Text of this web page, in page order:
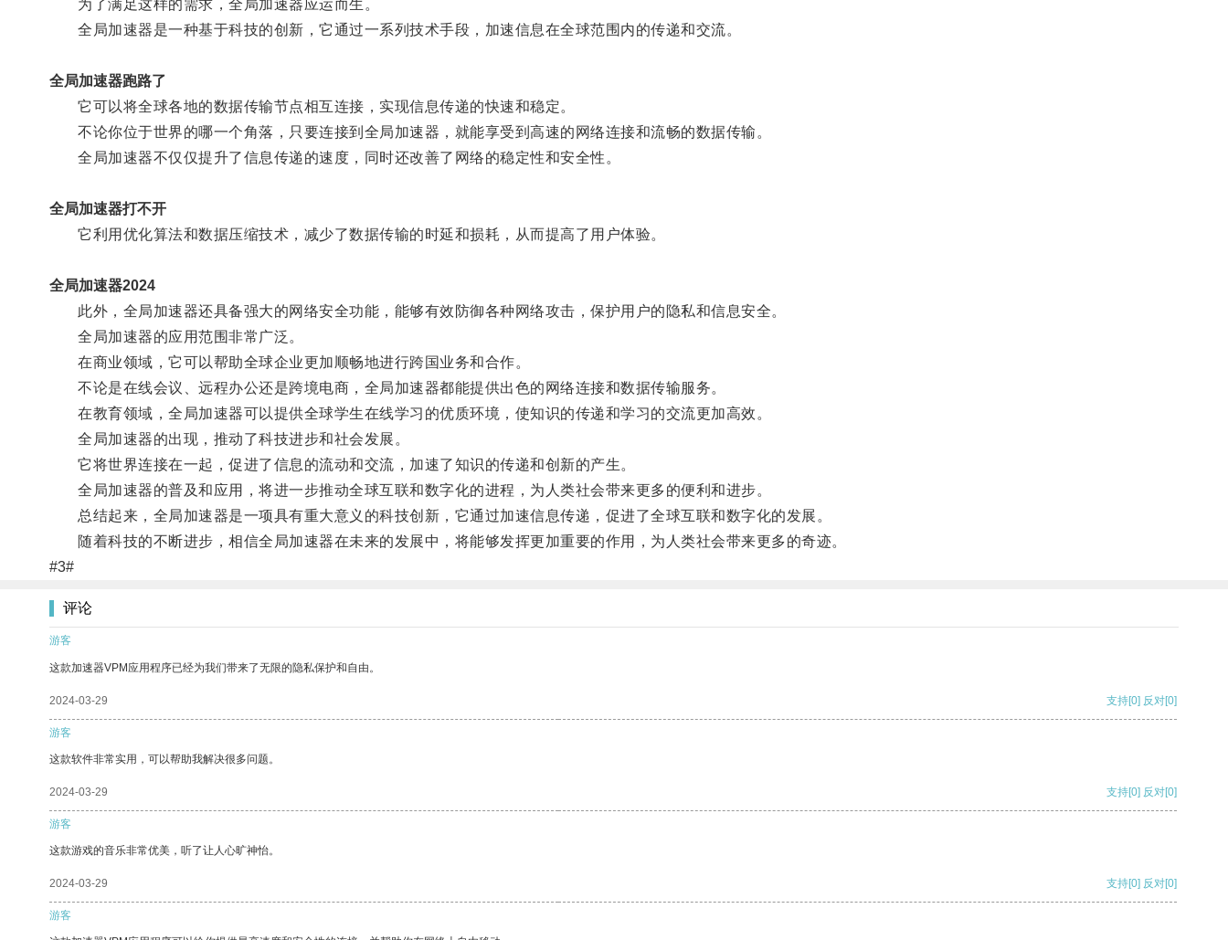
为了满足这样的需求，全局加速器应运而生。
全局加速器是一种基于科技的创新，它通过一系列技术手段，加速信息在全球范围内的传递和交流。
全局加速器跑路了
它可以将全球各地的数据传输节点相互连接，实现信息传递的快速和稳定。
不论你位于世界的哪一个角落，只要连接到全局加速器，就能享受到高速的网络连接和流畅的数据传输。
全局加速器不仅仅提升了信息传递的速度，同时还改善了网络的稳定性和安全性。
全局加速器打不开
它利用优化算法和数据压缩技术，减少了数据传输的时延和损耗，从而提高了用户体验。
全局加速器2024
此外，全局加速器还具备强大的网络安全功能，能够有效防御各种网络攻击，保护用户的隐私和信息安全。
全局加速器的应用范围非常广泛。
在商业领域，它可以帮助全球企业更加顺畅地进行跨国业务和合作。
不论是在线会议、远程办公还是跨境电商，全局加速器都能提供出色的网络连接和数据传输服务。
在教育领域，全局加速器可以提供全球学生在线学习的优质环境，使知识的传递和学习的交流更加高效。
全局加速器的出现，推动了科技进步和社会发展。
它将世界连接在一起，促进了信息的流动和交流，加速了知识的传递和创新的产生。
全局加速器的普及和应用，将进一步推动全球互联和数字化的进程，为人类社会带来更多的便利和进步。
总结起来，全局加速器是一项具有重大意义的科技创新，它通过加速信息传递，促进了全球互联和数字化的发展。
随着科技的不断进步，相信全局加速器在未来的发展中，将能够发挥更加重要的作用，为人类社会带来更多的奇迹。
#3#
评论
游客
这款加速器VPM应用程序已经为我们带来了无限的隐私保护和自由。
2024-03-29 支持[0] 反对[0]
游客
这款软件非常实用，可以帮助我解决很多问题。
2024-03-29 支持[0] 反对[0]
游客
这款游戏的音乐非常优美，听了让人心旷神怡。
2024-03-29 支持[0] 反对[0]
游客